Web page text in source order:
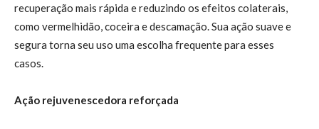
recuperação mais rápida e reduzindo os efeitos colaterais,
como vermelhidão, coceira e descamação. Sua ação suave e
segura torna seu uso uma escolha frequente para esses
casos.
Ação rejuvenescedora reforçada